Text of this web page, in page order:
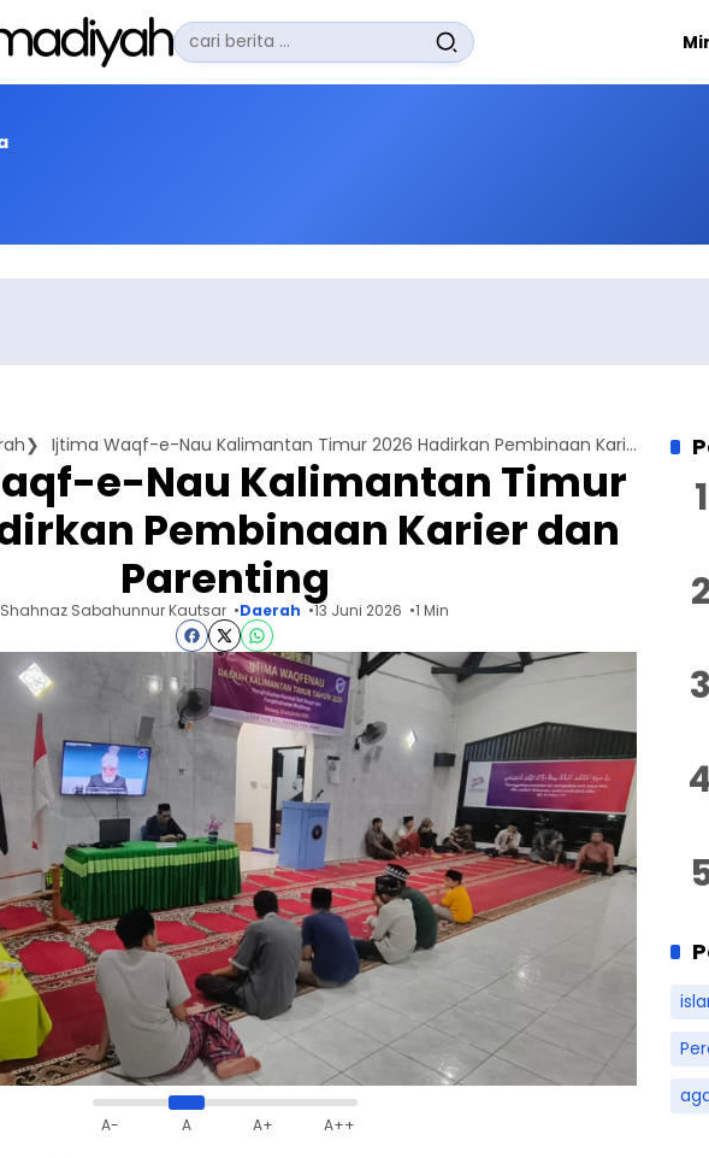
Pencarian
untuk:
Ijtima Waqf-e-Nau Kalimantan Timur 2026 Hadirkan Pembinaan Karier dan Parenting
e-Nau Kalimantan Timur
Pembinaan Karier dan
Parenting
Shahnaz Sabahunnur Kautsar Daerah 13 Juni 2026 1 Min
A- A A+ A++